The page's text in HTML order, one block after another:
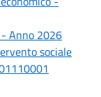
Anno 2026
sociale